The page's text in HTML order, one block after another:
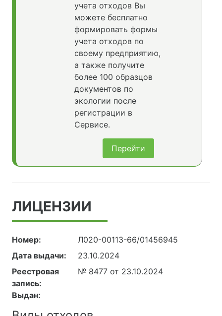
учета отходов Вы
можете бесплатно
формировать формы
учета отходов по
своему предприятию,
а также получите
более 100 образцов
документов по
экологии после
регистрации в
Сервисе.
Перейти
ЛИЦЕНЗИИ
Номер:
Л020-00113-66/01456945
Дата выдачи:
23.10.2024
Реестровая
запись:
№ 8477 от 23.10.2024
Выдан: